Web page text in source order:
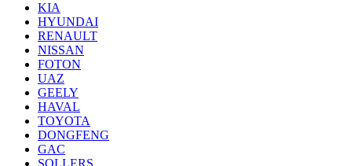
KIA
HYUNDAI
RENAULT
NISSAN
FOTON
UAZ
GEELY
HAVAL
TOYOTA
DONGFENG
GAC
SOLLERS